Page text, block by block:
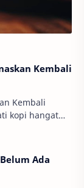
Kembali
Kembali
kopi hangat
Ada